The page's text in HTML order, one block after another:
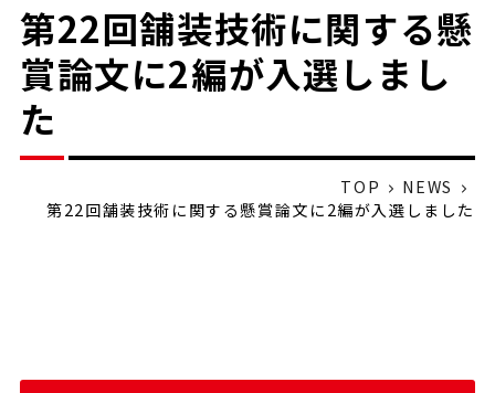
第22回舗装技術に関する懸
賞論文に2編が入選しまし
た
TOP
NEWS
第22回舗装技術に関する懸賞論文に2編が入選しました